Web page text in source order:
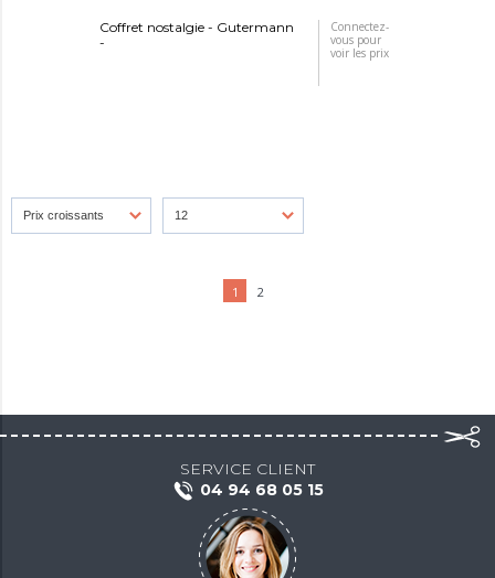
Coffret nostalgie - Gutermann
-
Connectez-
vous pour
voir les prix
1 2
SERVICE CLIENT
04 94 68 05 15